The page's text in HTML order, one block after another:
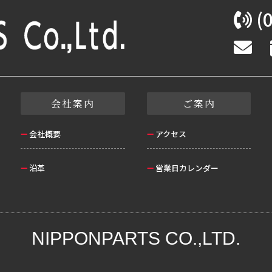
会社案内
会社概要
沿革
ご案内
アクセス
営業日カレンダー
NIPPONPARTS CO.,LTD.